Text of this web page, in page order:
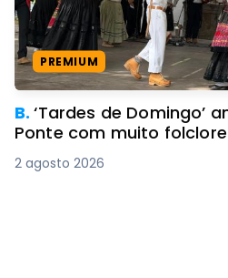
PREMIUM
B.‘Tardes de Domingo’
Ponte com muito folclore
2 agosto 2026